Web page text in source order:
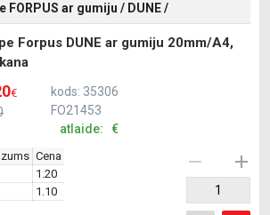
FORPUS ar gumiju / DUNE /
Forpus DUNE ar gumiju 20mm/A4,
€
kods: 35306
FO21453
atlaide: €
Cena
1.20
1.10